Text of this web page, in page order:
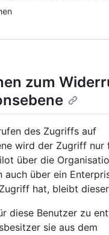
zum
des Zugriffs auf
wird der Zugriff nur
über die
auch über ein
hat, bleibt
diese Benutzer zu
sie aus dem